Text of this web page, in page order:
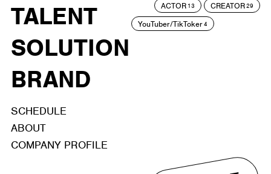
TALENT
SOLUTION
BRAND
ACTOR 13 CREATOR29
YouTuber/TikToker4
SCHEDULE
ABOUT
COMPANY PROFILE